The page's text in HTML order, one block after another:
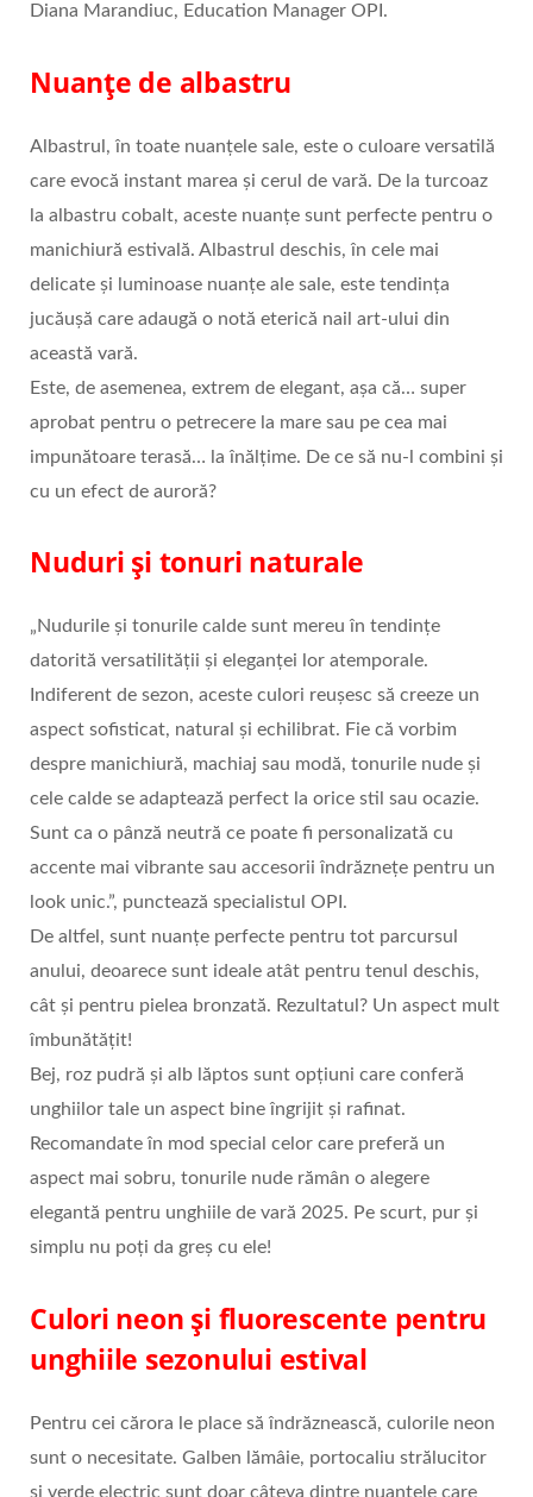
Diana Marandiuc, Education Manager OPI.
Nuanțe de albastru
Albastrul, în toate nuanțele sale, este o culoare versatilă
care evocă instant marea și cerul de vară. De la turcoaz
la albastru cobalt, aceste nuanțe sunt perfecte pentru o
manichiură estivală. Albastrul deschis, în cele mai
delicate și luminoase nuanțe ale sale, este tendința
jucăușă care adaugă o notă eterică nail art-ului din
această vară.
Este, de asemenea, extrem de elegant, așa că… super
aprobat pentru o petrecere la mare sau pe cea mai
impunătoare terasă… la înălțime. De ce să nu-l combini și
cu un efect de auroră?
Nuduri și tonuri naturale
„Nudurile și tonurile calde sunt mereu în tendințe
datorită versatilității și eleganței lor atemporale.
Indiferent de sezon, aceste culori reușesc să creeze un
aspect sofisticat, natural și echilibrat. Fie că vorbim
despre manichiură, machiaj sau modă, tonurile nude și
cele calde se adaptează perfect la orice stil sau ocazie.
Sunt ca o pânză neutră ce poate fi personalizată cu
accente mai vibrante sau accesorii îndrăznețe pentru un
look unic.”, punctează specialistul OPI.
De altfel, sunt nuanțe perfecte pentru tot parcursul
anului, deoarece sunt ideale atât pentru tenul deschis,
cât și pentru pielea bronzată. Rezultatul? Un aspect mult
îmbunătățit!
Bej, roz pudră și alb lăptos sunt opțiuni care conferă
unghiilor tale un aspect bine îngrijit și rafinat.
Recomandate în mod special celor care preferă un
aspect mai sobru, tonurile nude rămân o alegere
elegantă pentru unghiile de vară 2025. Pe scurt, pur și
simplu nu poți da greș cu ele!
Culori neon și fluorescente pentru
unghiile sezonului estival
Pentru cei cărora le place să îndrăznească, culorile neon
sunt o necesitate. Galben lămâie, portocaliu strălucitor
și verde electric sunt doar câteva dintre nuanțele care